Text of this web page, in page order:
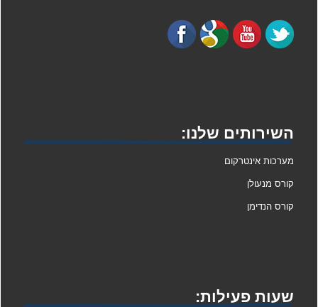
השירותים שלנו:
מערכות אינטרקום
קורס מנעולן
קורס הנדימן
שעות פעילות: